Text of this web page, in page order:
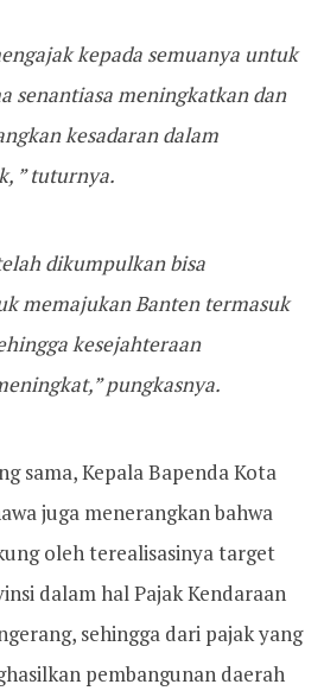
kepada semuanya untuk
senantiasa meningkatkan dan
kesadaran dalam
” tuturnya.
dikumpulkan bisa
memajukan Banten termasuk
kesejahteraan
pungkasnya.
sama, Kepala Bapenda Kota
juga menerangkan bahwa
oleh terealisasinya target
dalam hal Pajak Kendaraan
sehingga dari pajak yang
pembangunan daerah